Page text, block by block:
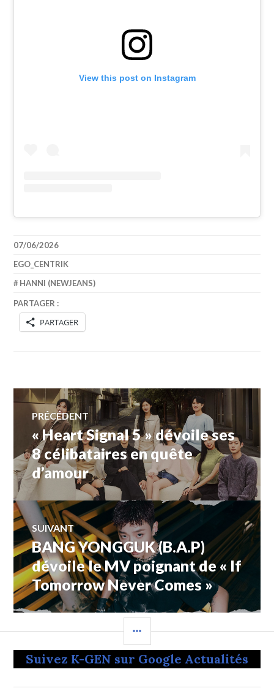
View this post on Instagram
07/06/2026
EGO_CENTRIK
HANNI (NEWJEANS)
PARTAGER :
PARTAGER
Navigation
de
l’article
PRÉCÉDENT
Article
précédent :
« Heart Signal 5 » dévoile ses
8 célibataires en quête
d’amour
SUIVANT
Article
Suivant:
BANG YONGGUK (B.A.P)
dévoile le MV poignant de « If
Tomorrow Never Comes »
LATÉRALE
Suivez K-GEN sur Google Actualités